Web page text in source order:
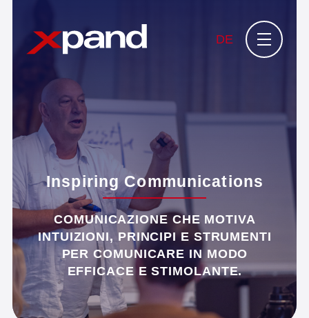
DE
Inspiring Communications
COMUNICAZIONE CHE MOTIVA
INTUIZIONI, PRINCIPI E STRUMENTI
PER COMUNICARE IN MODO
EFFICACE E STIMOLANTE.